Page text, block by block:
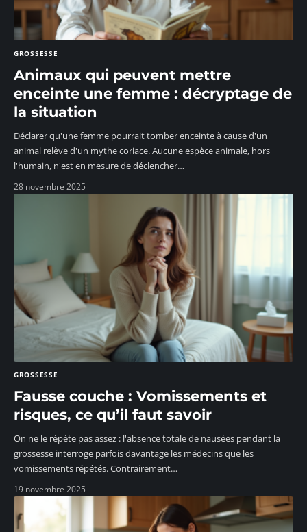
GROSSESSE
Animaux qui peuvent mettre
enceinte une femme : décryptage de
la situation
Déclarer qu'une femme pourrait tomber enceinte à cause d'un
animal relève d'un mythe coriace. Aucune espèce animale, hors
l'humain, n'est en mesure de déclencher…
28 novembre 2025
GROSSESSE
Fausse couche : Vomissements et
risques, ce qu’il faut savoir
On ne le répète pas assez : l'absence totale de nausées pendant la
grossesse interroge parfois davantage les médecins que les
vomissements répétés. Contrairement…
19 novembre 2025